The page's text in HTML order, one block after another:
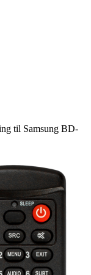
til Samsung BD-